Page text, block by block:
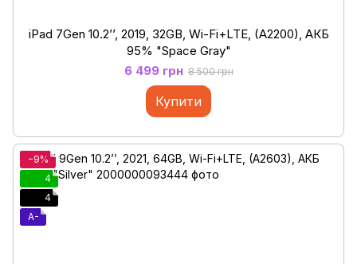
iPad 7Gen 10.2’’, 2019, 32GB, Wi-Fi+LTE, (A2200), АКБ
95% "Space Gray"
6 499 грн 8 500 грн
Купити
−9%
4
4
A-